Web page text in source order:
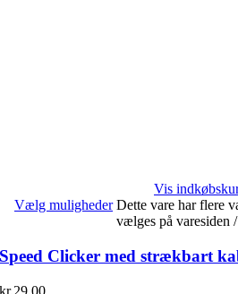
Vis
Vælg muligheder Dette vare har flere
vælges på varesiden /
Speed Clicker med strækbart
kr.29,00